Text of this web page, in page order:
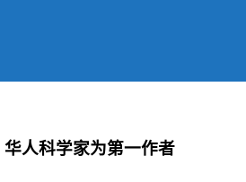
华人科学家为第一作者